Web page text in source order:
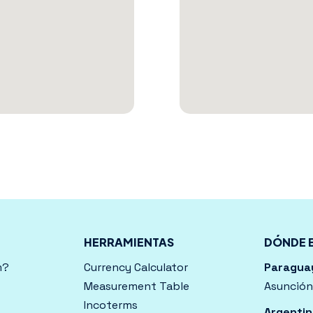
HERRAMIENTAS
Currency Calculator
Measurement Table
Incoterms
DÓNDE